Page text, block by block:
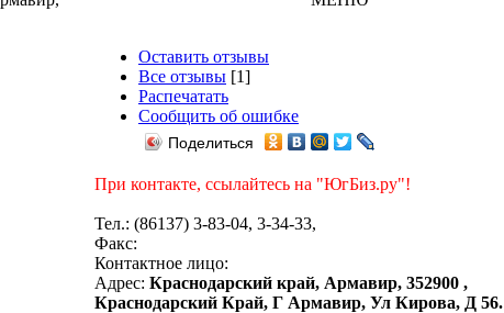
Оставить отзывы
Все отзывы [1]
Распечатать
Сообщить об ошибке
Поделиться
При контакте, ссылайтесь на "ЮгБиз.ру"!
Тел.: (86137) 3-83-04, 3-34-33,
Факс:
Контактное лицо:
Адрес: Краснодарский край, Армавир, 352900 ,
Краснодарский Край, Г Армавир, Ул Кирова, Д 56.